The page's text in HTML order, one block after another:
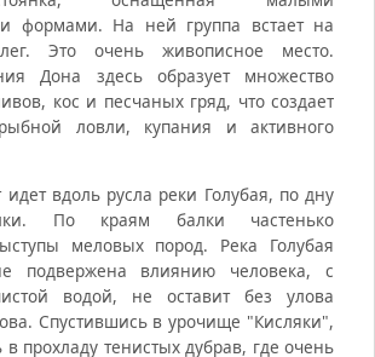
формами. На ней группа встает на
Это очень живописное место.
Дона здесь образует множество
кос и песчаных гряд, что создает
ловли, купания и активного
вдоль русла реки Голубая, по дну
По краям балки частенько
меловых пород. Река Голубая
подвержена влиянию человека, с
водой, не оставит без улова
Спустившись в урочище "Кисляки",
в прохладу тенистых дубрав, где очень